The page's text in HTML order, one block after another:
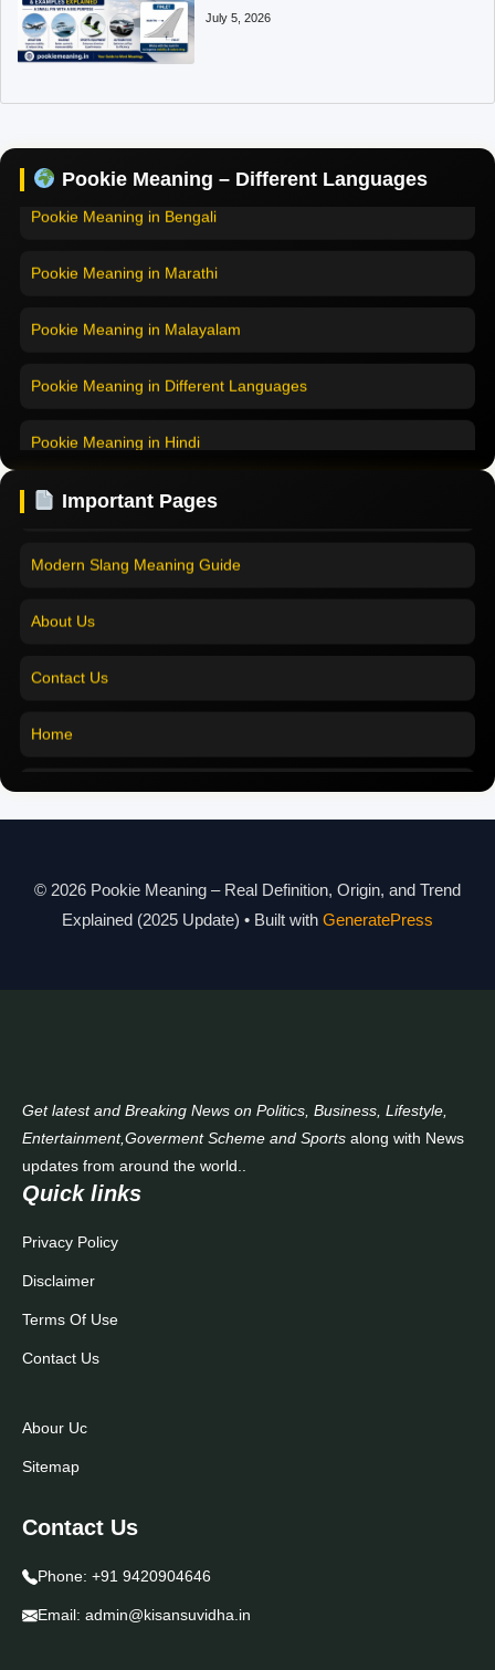
July 5, 2026
Pookie Meaning – Different Languages
Pookie Meaning in Hindi
Pookie Meaning in Bengali
Important Pages
Home
Pookie Meaning in Hindi 2025
Pookie Meaning Explained
Modern Slang Meaning Guide
© 2026 Pookie Meaning – Real Definition, Origin, and Trend
Explained (2025 Update) • Built with GeneratePress
Get latest and Breaking News on Politics, Business, Lifestyle,
Entertainment,Goverment Scheme and Sports along with News
updates from around the world..
Quick links
Privacy Policy
Disclaimer
Terms Of Use
Contact Us
Abour Uc
Sitemap
Contact Us
Phone: +91 9420904646
Email: admin@kisansuvidha.in